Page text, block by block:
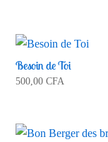
Besoin de Toi
500,00CFA